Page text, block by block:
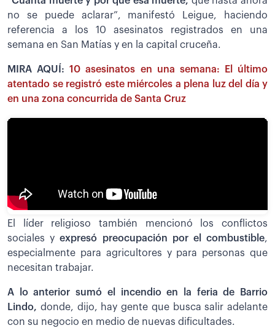
no se puede aclarar”, manifestó Leigue, haciendo
referencia a los 10 asesinatos registrados en una
semana en San Matías y en la capital cruceña.
MIRA AQUÍ:10 asesinatos en una semana: El último
atentado se registró este miércoles a plena luz del día y
en una zona concurrida de Santa Cruz
El líder religioso también mencionó los conflictos
sociales y expresó preocupación por el combustible,
especialmente para agricultores y para personas que
necesitan trabajar.
A lo anterior sumó el incendio en la feria de Barrio
Lindo, donde, dijo, hay gente que busca salir adelante
con su negocio en medio de nuevas dificultades.